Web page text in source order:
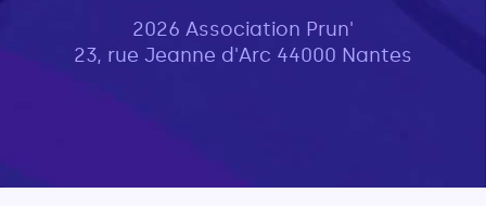
2026 Association Prun'
23, rue Jeanne d'Arc 44000 Nantes